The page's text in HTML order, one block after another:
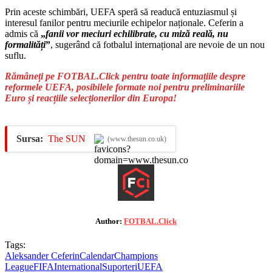
Prin aceste schimbări, UEFA speră să readucă entuziasmul și
interesul fanilor pentru meciurile echipelor naționale. Ceferin a
admis că „fanii vor meciuri echilibrate, cu miză reală, nu
formalități”, sugerând că fotbalul internațional are nevoie de un nou
suflu.
Rămâneți pe FOTBAL.Click pentru toate informațiile despre
reformele UEFA, posibilele formate noi pentru preliminariile
Euro și reacțiile selecționerilor din Europa!
Sursa: The SUN (www.thesun.co.uk)
Author: FOTBAL.Click
Tags:
Aleksander CeferinCalendarChampions
LeagueFIFAInternationalSuporteriUEFA